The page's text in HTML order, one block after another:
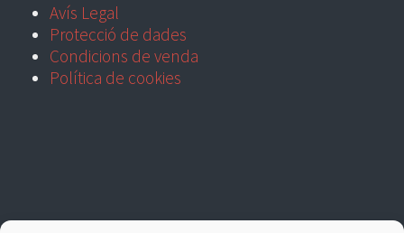
Avís Legal
Protecció de dades
Condicions de venda
Política de cookies